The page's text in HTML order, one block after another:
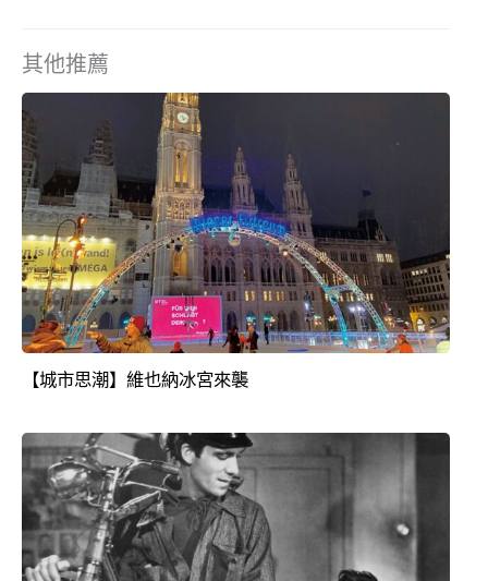
其他推薦
【城市思潮】維也納冰宮來襲